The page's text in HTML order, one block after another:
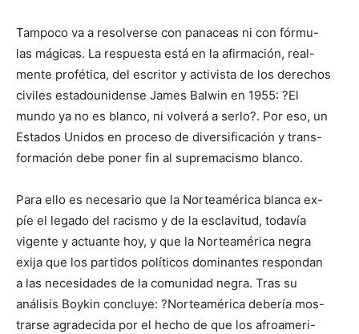
Tampoco va a resolverse con panaceas ni con fórmu-
las mágicas. La respuesta está en la afirmación, real-
mente profética, del escritor y activista de los derechos
civiles estadounidense James Balwin en 1955: ?El
mundo ya no es blanco, ni volverá a serlo?. Por eso, un
Estados Unidos en proceso de diversificación y trans-
formación debe poner fin al supremacismo blanco.
Para ello es necesario que la Norteamérica blanca ex-
píe el legado del racismo y de la esclavitud, todavía
vigente y actuante hoy, y que la Norteamérica negra
exija que los partidos políticos dominantes respondan
a las necesidades de la comunidad negra. Tras su
análisis Boykin concluye: ?Norteamérica debería mos-
trarse agradecida por el hecho de que los afroameri-